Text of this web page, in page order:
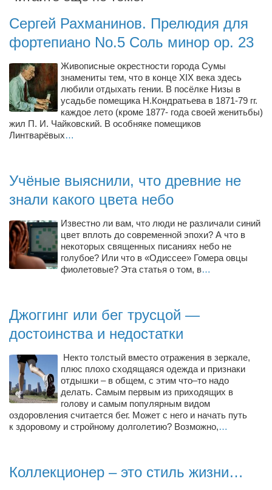
Сергей Рахманинов. Прелюдия для
фортепиано No.5 Соль минор op. 23
Живописные окрестности города Сумы
знамениты тем, что в конце XIX века здесь
любили отдыхать гении. В посёлке Низы в
усадьбе помещика Н.Кондратьева в 1871-79 гг.
каждое лето (кроме 1877- года своей женитьбы)
жил П. И. Чайковский. В особняке помещиков
Линтварёвых…
Учёные выяснили, что древние не
знали какого цвета небо
Известно ли вам, что люди не различали синий
цвет вплоть до современной эпохи? А что в
некоторых священных писаниях небо не
голубое? Или что в «Одиссее» Гомера овцы
фиолетовые? Эта статья о том, в…
Джоггинг или бег трусцой —
достоинства и недостатки
Некто толстый вместо отражения в зеркале,
плюс плохо сходящаяся одежда и признаки
отдышки – в общем, с этим что–то надо
делать. Самым первым из приходящих в
голову и самым популярным видом
оздоровления считается бег. Может с него и начать путь
к здоровому и стройному долголетию? Возможно,…
Коллекционер – это стиль жизни…